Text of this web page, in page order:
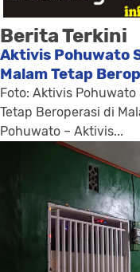
Berita Terkini
Aktivis Pohuwato
Malam Tetap
Foto: Aktivis
Tetap Beroperasi di
Pohuwato – Aktivis...